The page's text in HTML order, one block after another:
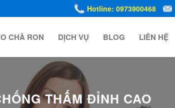
Hotline: 0973900468
CHÀ RON DỊCH VỤ BLOG LIÊN HỆ
THẤM ĐỈNH CAO